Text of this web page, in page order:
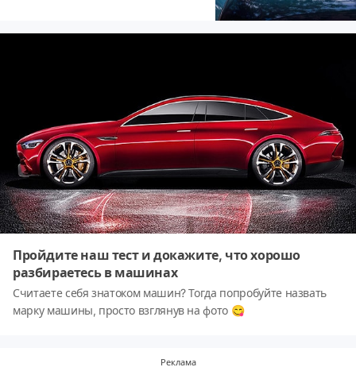
Пройдите наш тест и докажите, что хорошо
разбираетесь в машинах
Считаете себя знатоком машин? Тогда попробуйте назвать
марку машины, просто взглянув на фото 😋
Реклама